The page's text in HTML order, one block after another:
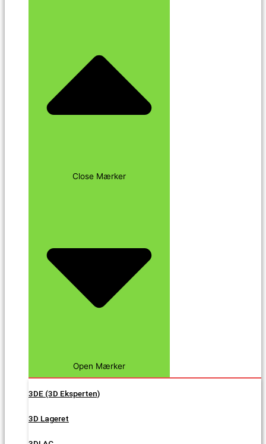
Close Mærker
Open Mærker
3DE (3D Eksperten)
3D Lageret